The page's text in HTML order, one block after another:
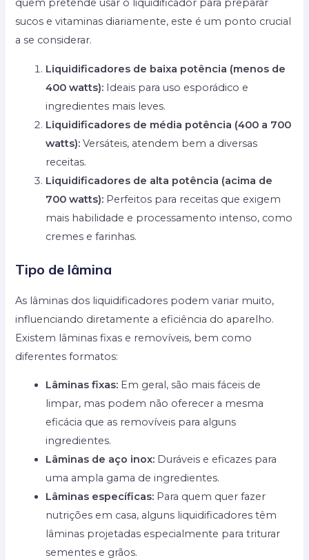
quem pretende usar o liquidificador para preparar
sucos e vitaminas diariamente, este é um ponto crucial
a se considerar.
Liquidificadores de baixa potência (menos de
400 watts): Ideais para uso esporádico e
ingredientes mais leves.
Liquidificadores de média potência (400 a 700
watts): Versáteis, atendem bem a diversas
receitas.
Liquidificadores de alta potência (acima de
700 watts): Perfeitos para receitas que exigem
mais habilidade e processamento intenso, como
cremes e farinhas.
Tipo de lâmina
As lâminas dos liquidificadores podem variar muito,
influenciando diretamente a eficiência do aparelho.
Existem lâminas fixas e removíveis, bem como
diferentes formatos:
Lâminas fixas: Em geral, são mais fáceis de
limpar, mas podem não oferecer a mesma
eficácia que as removíveis para alguns
ingredientes.
Lâminas de aço inox: Duráveis e eficazes para
uma ampla gama de ingredientes.
Lâminas específicas: Para quem quer fazer
nutrições em casa, alguns liquidificadores têm
lâminas projetadas especialmente para triturar
sementes e grãos.